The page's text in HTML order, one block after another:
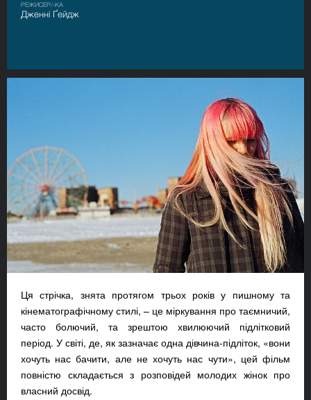
РЕЖИСЕР/-КА
Дженні Ґейдж
Ця стрічка, знята протягом трьох років у пишному та
кінематографічному стилі, – це міркування про таємничий,
часто болючий, та зрештою хвилюючий підлітковий
період. У світі, де, як зазначає одна дівчина-підліток, «вони
хочуть нас бачити, але не хочуть нас чути», цей фільм
повністю складається з розповідей молодих жінок про
власний досвід.